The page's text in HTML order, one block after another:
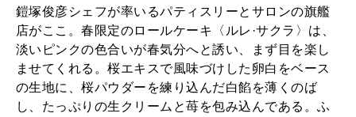
鎧塚俊彦シェフが率いるパティスリーとサロンの旗艦
店がここ。春限定のロールケーキ〈ルレ·サクラ〉は、
淡いピンクの色合いが春気分へと誘い、まず目を楽し
ませてくれる。桜エキスで風味づけした卵白をベース
の生地に、桜パウダーを練り込んだ白餡を薄くのば
し、たっぷりの生クリームと苺を包み込んである。ふ